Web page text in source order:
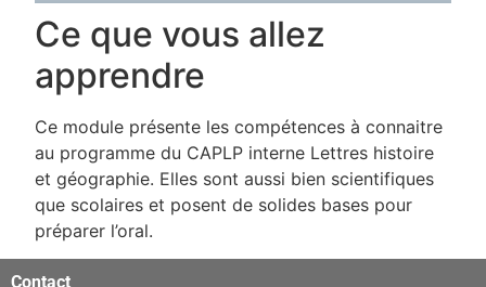
Ce que vous allez
apprendre
Ce module présente les compétences à connaitre
au programme du CAPLP interne Lettres histoire
et géographie. Elles sont aussi bien scientifiques
que scolaires et posent de solides bases pour
préparer l’oral.
şans
vidobet
vidobet
vidobet
vidobet
casinolevant
casinolevant
casinolevant
vidobet
şans
casinolevant
casino
şans
casino
casino
casino
boostaro
casinolevant
şans
casinolevant
şanscasino
vidobet
vidobet
levant
gorabet
galyabet
gorabet
gorabet
gorabet
vidobet
galyabet
gorabet
gorabet
Contact